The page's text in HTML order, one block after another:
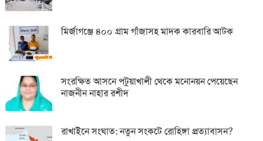
মির্জাগঞ্জে ৪০০ গ্রাম গাঁজাসহ মাদক কারবারি আটক
সংরক্ষিত আসনে পটুয়াখালী থেকে মনোনয়ন পেয়েছেন
নাজনীন নাহার রশীদ
রাখাইনে সংঘাত: নতুন সংকটে রোহিঙ্গা প্রত্যাবাসন?